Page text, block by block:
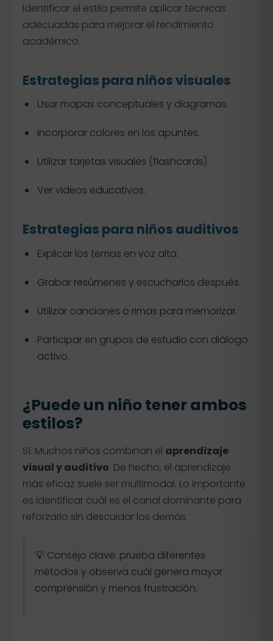
Identificar el estilo permite aplicar técnicas
adecuadas para mejorar el rendimiento
académico.
Estrategias para niños visuales
Usar mapas conceptuales y diagramas.
Incorporar colores en los apuntes.
Utilizar tarjetas visuales (flashcards).
Ver videos educativos.
Estrategias para niños auditivos
Explicar los temas en voz alta.
Grabar resúmenes y escucharlos después.
Utilizar canciones o rimas para memorizar.
Participar en grupos de estudio con diálogo
activo.
¿Puede un niño tener ambos
estilos?
Sí. Muchos niños combinan el aprendizaje
visual y auditivo. De hecho, el aprendizaje
más eficaz suele ser multimodal. Lo importante
es identificar cuál es el canal dominante para
reforzarlo sin descuidar los demás.
💡 Consejo clave: prueba diferentes
métodos y observa cuál genera mayor
comprensión y menos frustración.